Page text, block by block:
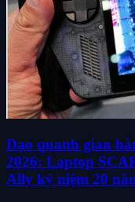
Dạo quanh gian
2026: Laptop
Ally kỷ niệm 20